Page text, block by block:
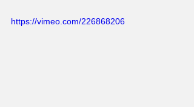
https://vimeo.com/226868206